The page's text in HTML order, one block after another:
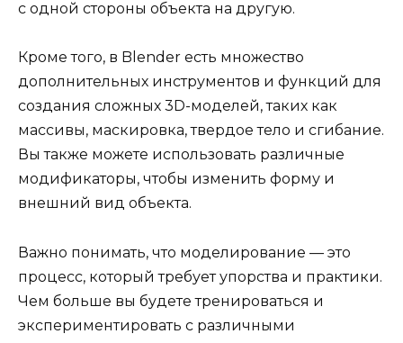
с одной стороны объекта на другую.
Кроме того, в Blender есть множество
дополнительных инструментов и функций для
создания сложных 3D-моделей, таких как
массивы, маскировка, твердое тело и сгибание.
Вы также можете использовать различные
модификаторы, чтобы изменить форму и
внешний вид объекта.
Важно понимать, что моделирование — это
процесс, который требует упорства и практики.
Чем больше вы будете тренироваться и
экспериментировать с различными